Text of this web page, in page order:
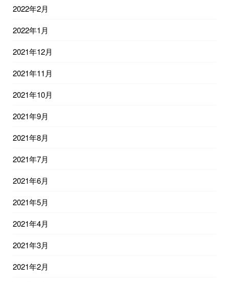
2022年2月
2022年1月
2021年12月
2021年11月
2021年10月
2021年9月
2021年8月
2021年7月
2021年6月
2021年5月
2021年4月
2021年3月
2021年2月